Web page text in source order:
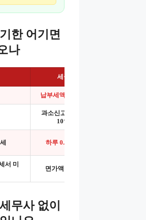
한 어기면
나
세율
납부세액의 20%
과소신고세액의
10%
하루 0.022%
서 미
면가액의 1%
무사 없이